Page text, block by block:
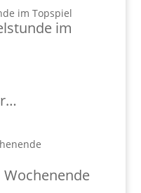
im
Wochenende